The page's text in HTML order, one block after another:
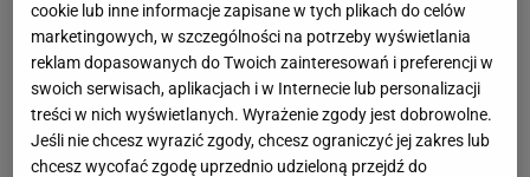
cookie lub inne informacje zapisane w tych plikach do celów
marketingowych, w szczególności na potrzeby wyświetlania
reklam dopasowanych do Twoich zainteresowań i preferencji w
swoich serwisach, aplikacjach i w Internecie lub personalizacji
treści w nich wyświetlanych. Wyrażenie zgody jest dobrowolne.
Jeśli nie chcesz wyrazić zgody, chcesz ograniczyć jej zakres lub
chcesz wycofać zgodę uprzednio udzieloną przejdź do